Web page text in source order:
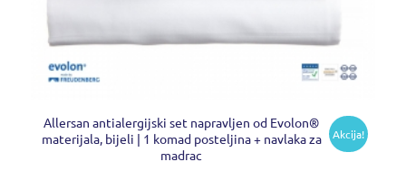
Allersan antialergijski set napravljen od Evolon®
materijala, bijeli | 1 komad posteljina + navlaka za
madrac
Akcija!